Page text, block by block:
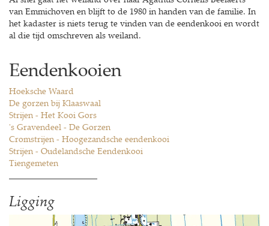
van Emmichoven en blijft to de 1980 in handen van de familie. In
het kadaster is niets terug te vinden van de eendenkooi en wordt
al die tijd omschreven als weiland.
Eendenkooien
Hoeksche Waard
De gorzen bij Klaaswaal
Strijen - Het Kooi Gors
's Gravendeel - De Gorzen
Cromstrijen - Hoogezandsche eendenkooi
Strijen - Oudelandsche Eendenkooi
Tiengemeten
Ligging